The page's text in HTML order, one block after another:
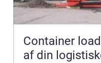
Container
af din